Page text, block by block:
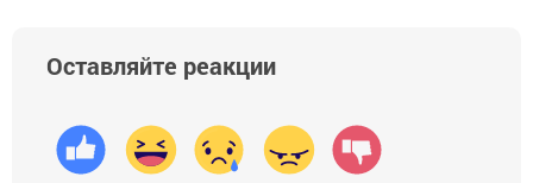
Оставляйте реакции